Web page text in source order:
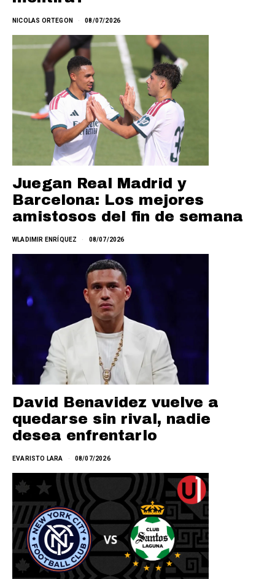
NICOLAS ORTEGON 08/07/2026
Juegan Real Madrid y
Barcelona: Los mejores
amistosos del fin de semana
WLADIMIR ENRÍQUEZ 08/07/2026
David Benavidez vuelve a
quedarse sin rival, nadie
desea enfrentarlo
EVARISTO LARA 08/07/2026